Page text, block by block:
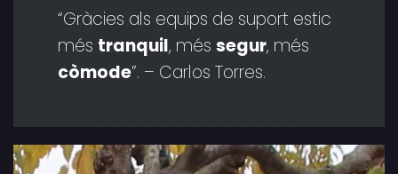
“Gràcies als equips de suport estic
més tranquil, més segur, més
còmode”. – Carlos Torres.